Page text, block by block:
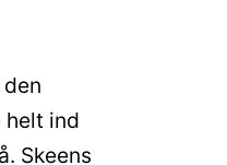
helt ind
Skeens